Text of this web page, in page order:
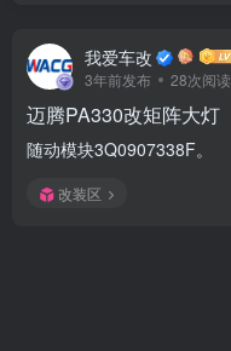
我爱车改
3年前发布 28次阅读
迈腾PA330改矩阵大灯
随动模块3Q0907338F。
改装区